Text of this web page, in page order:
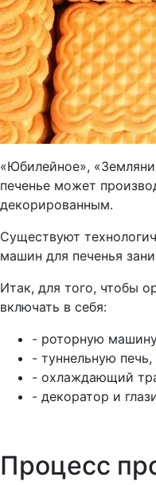
«Юбилейное»,
печенье может
декорированным.
Существуют
машин для печенья
Итак, для того, чтобы
включать в себя:
- роторную
- туннельную печь,
- охлаждающий
- декоратор и
Процесс